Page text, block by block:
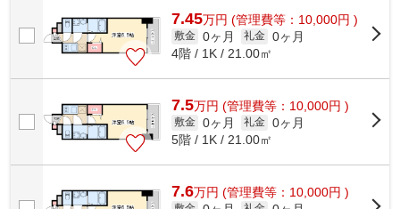
7.45万円 (管理費等：10,000円 )
敷金 0ヶ月 礼金 0ヶ月
4階 / 1K / 21.00㎡
7.5万円 (管理費等：10,000円 )
敷金 0ヶ月 礼金 0ヶ月
5階 / 1K / 21.00㎡
7.6万円 (管理費等：10,000円 )